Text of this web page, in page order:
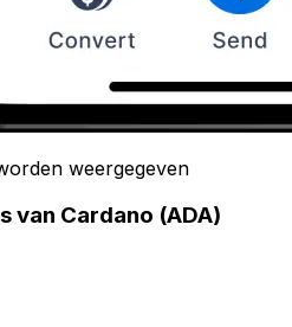
weergegeven
van Cardano (ADA)